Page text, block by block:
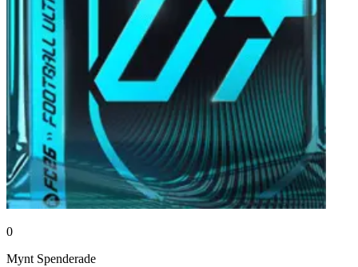
0
Mynt Spenderade